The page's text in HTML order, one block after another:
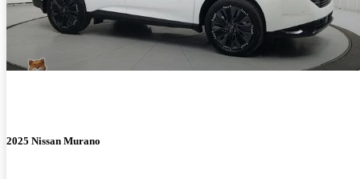
2025 Nissan Murano